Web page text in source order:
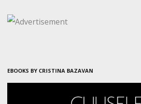
EBOOKS BY CRISTINA BAZAVAN